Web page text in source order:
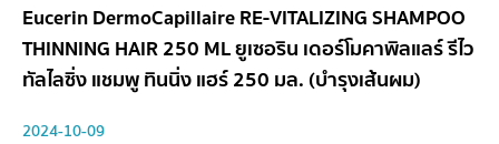
Eucerin DermoCapillaire RE-VITALIZING SHAMPOO
THINNING HAIR 250 ML ยูเซอริน เดอร์โมคาพิลแลร์ รีไว
ทัลไลซิ่ง แชมพู ทินนิ่ง แฮร์ 250 มล. (บำรุงเส้นผม)
2024-10-09